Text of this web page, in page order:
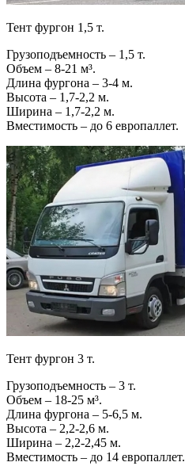
Тент фургон 1,5 т.
Грузоподъемность – 1,5 т.
Объем – 8-21 м³.
Длина фургона – 3-4 м.
Высота – 1,7-2,2 м.
Ширина – 1,7-2,2 м.
Вместимость – до 6 европаллет.
Тент фургон 3 т.
Грузоподъемность – 3 т.
Объем – 18-25 м³.
Длина фургона – 5-6,5 м.
Высота – 2,2-2,6 м.
Ширина – 2,2-2,45 м.
Вместимость – до 14 европаллет.